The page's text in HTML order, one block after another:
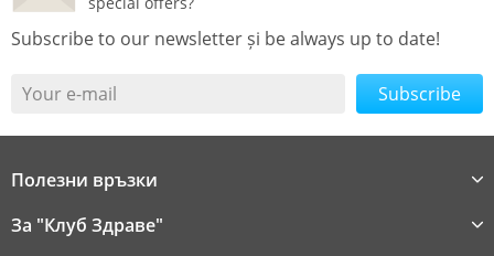
Subscribe to our newsletter și be always up to date!
Your e-mail
Полезни връзки
За "Клуб Здраве"